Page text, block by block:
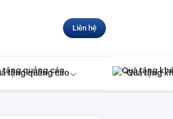
Liên hệ
tặng quảng cáo Quà tặng